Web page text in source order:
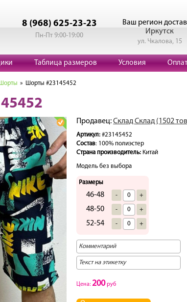
8 (968) 625-23-23
Пн-Пт 9:00-19:00
Ваш регион
Иркутск
ул. Чкалова, 15
Таблица размеров Условия
Шорты » Шорты #23145452
Продавец:Склад Склад (1502
Артикул: #23145452
Состав: 100% полиэстер
Страна производитель: Китай
Модель без выбора
Размеры
46-48 - +
48-50 - +
52-54 - +
Цена: 200руб